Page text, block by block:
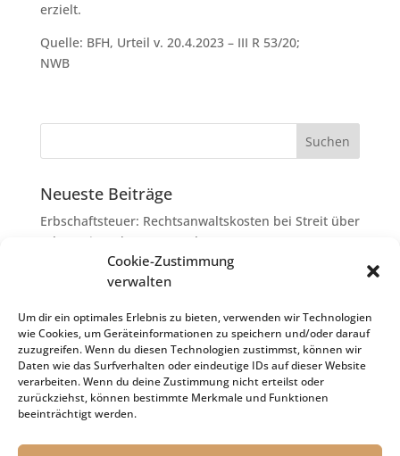
Cookie-Zustimmung
verwalten
Um dir ein optimales Erlebnis zu bieten, verwenden wir Technologien
wie Cookies, um Geräteinformationen zu speichern und/oder darauf
zuzugreifen. Wenn du diesen Technologien zustimmst, können wir
Daten wie das Surfverhalten oder eindeutige IDs auf dieser Website
verarbeiten. Wenn du deine Zustimmung nicht erteilst oder
zurückziehst, können bestimmte Merkmale und Funktionen
beeinträchtigt werden.
erzielt.
Quelle: BFH, Urteil v. 20.4.2023 – III R 53/20;
NWB
Neueste Beiträge
Erbschaftsteuer: Rechtsanwaltskosten bei Streit über
Erbauseinandersetzung als
Nachlassverbindlichkeiten
Umsatzsteuer-Umrechnungskurse Juli 2026
Keine Steuerfreiheit eines sog. Konfusionsgewinns
bei Mutterkapitalgesellschaft
Schenkungsteuer: Zinssatz von 5,5 % für die
Bewertung von Leibrenten verfassungsgemäß
Passivierung einer Verbindlichkeit im